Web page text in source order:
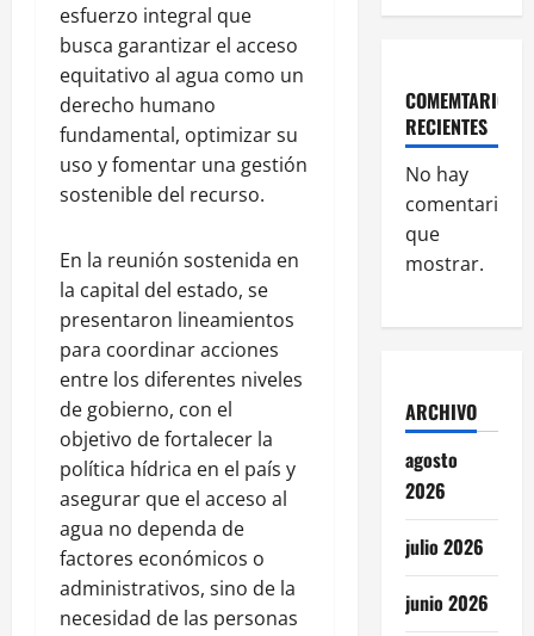
esfuerzo integral que
busca garantizar el acceso
equitativo al agua como un
derecho humano
fundamental, optimizar su
uso y fomentar una gestión
sostenible del recurso.
En la reunión sostenida en
la capital del estado, se
presentaron lineamientos
para coordinar acciones
entre los diferentes niveles
de gobierno, con el
objetivo de fortalecer la
política hídrica en el país y
asegurar que el acceso al
agua no dependa de
factores económicos o
administrativos, sino de la
necesidad de las personas
COMEMTARIOS
RECIENTES
No hay
comentarios
que
mostrar.
ARCHIVO
agosto
2026
julio 2026
junio 2026